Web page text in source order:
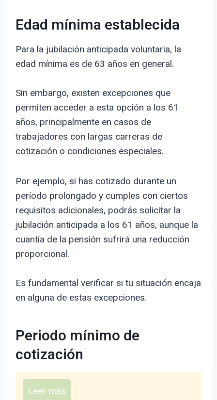
Edad mínima establecida
Para la jubilación anticipada voluntaria, la
edad mínima es de 63 años en general.
Sin embargo, existen excepciones que
permiten acceder a esta opción a los 61
años, principalmente en casos de
trabajadores con largas carreras de
cotización o condiciones especiales.
Por ejemplo, si has cotizado durante un
período prolongado y cumples con ciertos
requisitos adicionales, podrás solicitar la
jubilación anticipada a los 61 años, aunque la
cuantía de la pensión sufrirá una reducción
proporcional.
Es fundamental verificar si tu situación encaja
en alguna de estas excepciones.
Periodo mínimo de
cotización
Leer más